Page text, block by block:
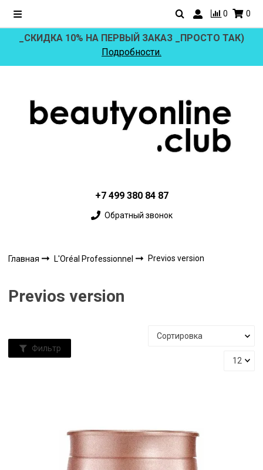
0 0
_СКИДКА 10% НА ПЕРВЫЙ ЗАКАЗ _ПРОСТО ТАК)
Подробности.
+7 499 380 84 87
Обратный звонок
Главная L'Oréal Professionnel Previos version
Previos version
Фильтр